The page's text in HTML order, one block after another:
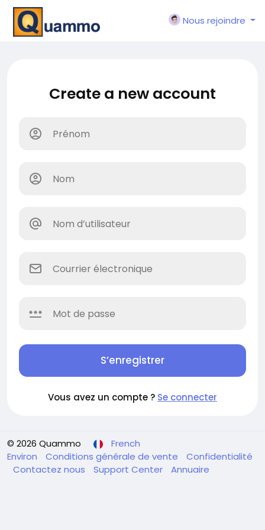
Nous rejoindre
Create a new account
S’enregistrer
Vous avez un compte ? Se connecter
© 2026 Quammo
French
Environ
Conditions générale de vente
Confidentialité
Contactez nous
Support Center Annuaire